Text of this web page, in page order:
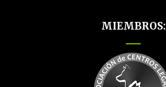
MIEMBROS: